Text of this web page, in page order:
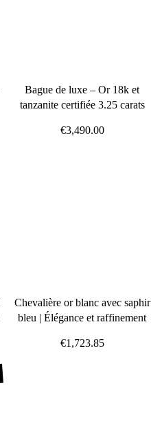
Bague de luxe – Or 18k et
tanzanite certifiée 3.25 carats
€3,490.00
Chevalière or blanc avec saphir
bleu | Élégance et raffinement
€1,723.85